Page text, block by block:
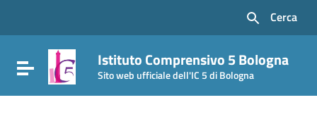
Vai al footer
Cerca
Attiva / disattiva la navigazione
Istituto Comprensivo 5 Bologna
Sito web ufficiale dell'IC 5 di Bologna